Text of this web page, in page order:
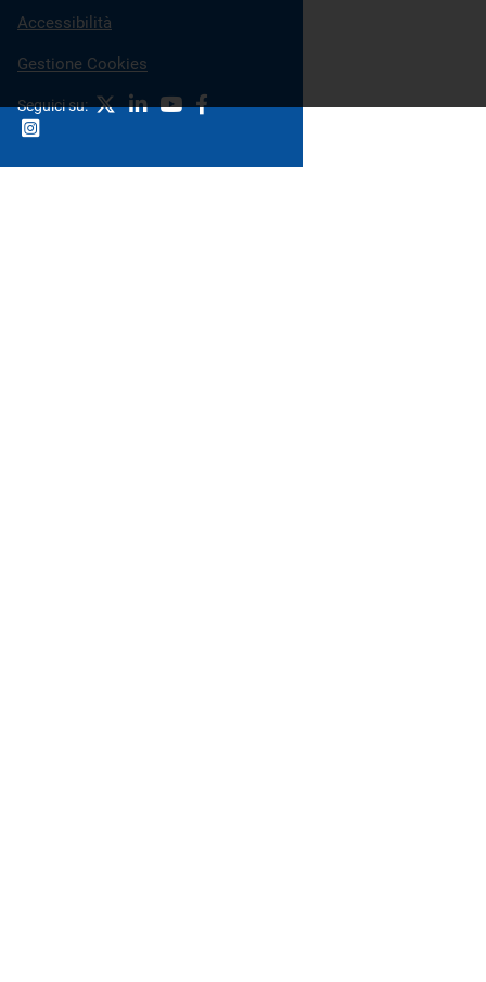
Accessibilità
Gestione Cookies
Seguici su: X LinkedinYoutube
Facebook